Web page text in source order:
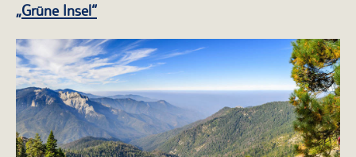
„Grüne Insel“